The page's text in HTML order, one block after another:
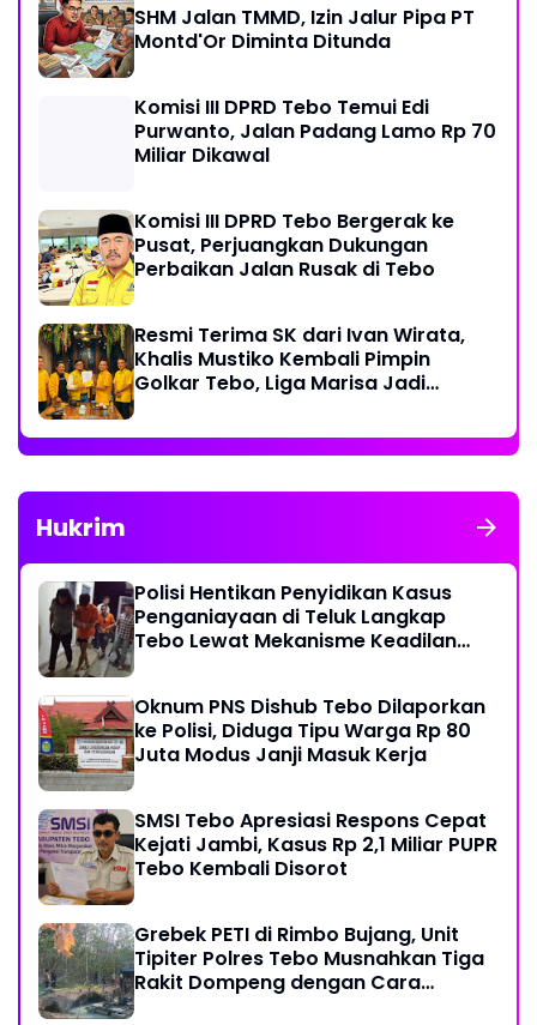
SHM Jalan TMMD, Izin Jalur Pipa PT
Montd'Or Diminta Ditunda
Komisi III DPRD Tebo Temui Edi
Purwanto, Jalan Padang Lamo Rp 70
Miliar Dikawal
Komisi III DPRD Tebo Bergerak ke
Pusat, Perjuangkan Dukungan
Perbaikan Jalan Rusak di Tebo
Resmi Terima SK dari Ivan Wirata,
Khalis Mustiko Kembali Pimpin
Golkar Tebo, Liga Marisa Jadi
Hukrim
Polisi Hentikan Penyidikan Kasus
Penganiayaan di Teluk Langkap
Tebo Lewat Mekanisme Keadilan
Oknum PNS Dishub Tebo Dilaporkan
ke Polisi, Diduga Tipu Warga Rp 80
Juta Modus Janji Masuk Kerja
SMSI Tebo Apresiasi Respons Cepat
Kejati Jambi, Kasus Rp 2,1 Miliar PUPR
Tebo Kembali Disorot
Grebek PETI di Rimbo Bujang, Unit
Tipiter Polres Tebo Musnahkan Tiga
Rakit Dompeng dengan Cara